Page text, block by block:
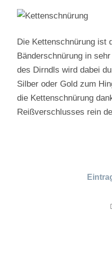
Die Kettenschnürung ist
Bänderschnürung in
des Dirndls wird dabei
Silber oder Gold zum
die Kettenschnürung
Reißverschlusses rein